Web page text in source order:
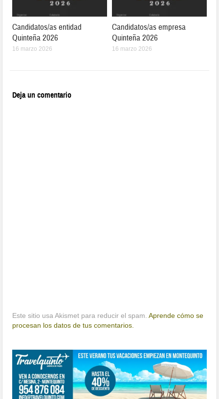
Candidatos/as entidad
Quinteña 2026
16 marzo 2026
Candidatos/as empresa
Quinteña 2026
16 marzo 2026
Deja un comentario
Este sitio usa Akismet para reducir el spam.Aprende cómo se
procesan los datos de tus comentarios.